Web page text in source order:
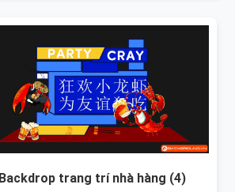
Backdrop trang trí nhà hàng (4)